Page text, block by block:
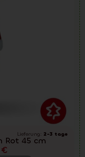
Lieferung: 2-3 tage
Rot 45 cm
€